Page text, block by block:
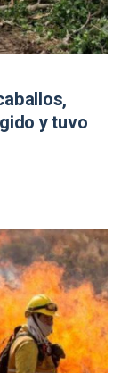
y tuvo